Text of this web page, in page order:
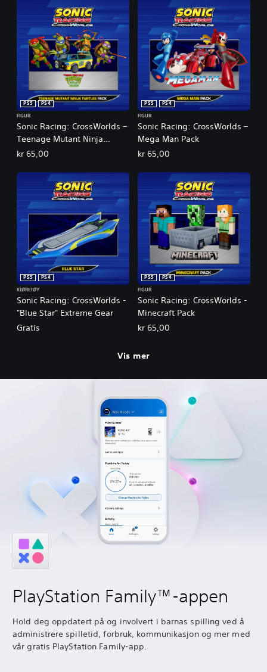
Sonic Racing: CrossWorlds –
Teenage Mutant Ninja
Turtles Pack
PS5
PS4
FIGUR
kr 65,00
Sonic Racing: CrossWorlds –
Mega Man Pack
PS5
PS4
FIGUR
kr 65,00
Sonic Racing: CrossWorlds -
"Blue Star" Extreme Gear
PS5
PS4
KJØRETØY
Gratis
Sonic Racing: CrossWorlds -
Minecraft Pack
PS5
PS4
FIGUR
kr 65,00
Vis mer
PlayStation Family™-appen
Hold deg oppdatert på og involvert i barnas spilling ved å
administrere spilletid, forbruk, kommunikasjon og mer med
vår gratis PlayStation Family-app.